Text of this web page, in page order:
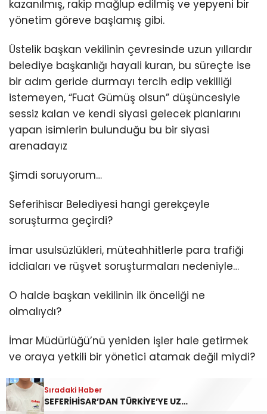
kazanılmış, rakip mağlup edilmiş ve yepyeni bir
yönetim göreve başlamış gibi.
Üstelik başkan vekilinin çevresinde uzun yıllardır
belediye başkanlığı hayali kuran, bu süreçte ise
bir adım geride durmayı tercih edip vekilliği
istemeyen, “Fuat Gümüş olsun” düşüncesiyle
sessiz kalan ve kendi siyasi gelecek planlarını
yapan isimlerin bulunduğu bu bir siyasi
arenadayız
Şimdi soruyorum…
Seferihisar Belediyesi hangi gerekçeyle
soruşturma geçirdi?
İmar usulsüzlükleri, müteahhitlerle para trafiği
iddiaları ve rüşvet soruşturmaları nedeniyle…
O halde başkan vekilinin ilk önceliği ne
olmalıydı?
İmar Müdürlüğü’nü yeniden işler hale getirmek
ve oraya yetkili bir yönetici atamak değil miydi?
Normal personeli vekâleten bırakıp meclis
üyelerinin onayıyla yürüyen bir sistem
Sıradaki Haber
SEFERİHİSAR’DAN TÜRKİYE’YE UZANAN LEZZET